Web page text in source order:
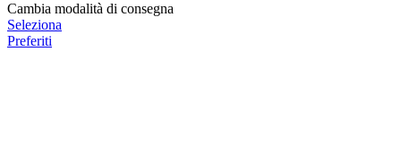
Cambia modalità di consegna
Seleziona
Preferiti